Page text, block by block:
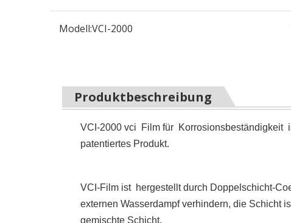
Modell:VCI-2000
Produktbeschreibung
VCI-2000 vci Film für Korrosionsbeständigkeit
patentiertes Produkt.
VCI-Film ist hergestellt durch Doppelschicht-
externen Wasserdampf verhindern, die Schicht
gemischte Schicht.